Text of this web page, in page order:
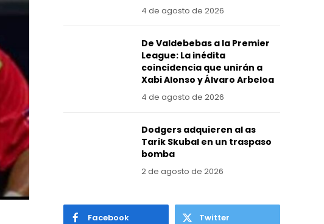
4 de agosto de 2026
De Valdebebas a la Premier
League: La inédita
coincidencia que unirán a
Xabi Alonso y Álvaro Arbeloa
4 de agosto de 2026
Dodgers adquieren al as
Tarik Skubal en un traspaso
bomba
2 de agosto de 2026
Facebook Twitter